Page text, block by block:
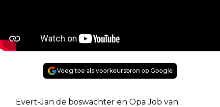
Voeg toe als voorkeursbron op Google
Evert-Jan de boswachter en Opa Job van